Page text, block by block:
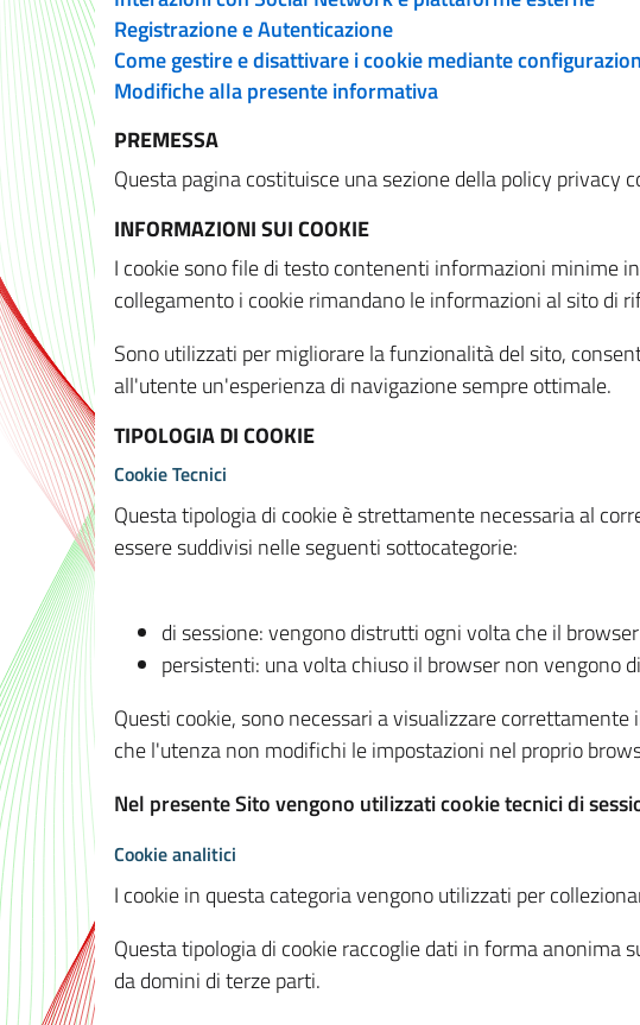
Registrazione e Autenticazione
Come gestire e disattivare i cookie mediante
Modifiche alla presente informativa
PREMESSA
Questa pagina costituisce una sezione della policy
INFORMAZIONI SUI COOKIE
I cookie sono file di testo contenenti informazioni minime
collegamento i cookie rimandano le informazioni al sito di
Sono utilizzati per migliorare la funzionalità del sito,
all'utente un'esperienza di navigazione sempre ottimale.
TIPOLOGIA DI COOKIE
Cookie Tecnici
Questa tipologia di cookie è strettamente necessaria al
essere suddivisi nelle seguenti sottocategorie:
di sessione: vengono distrutti ogni volta che il
persistenti: una volta chiuso il browser non vengono
Questi cookie, sono necessari a visualizzare
che l'utenza non modifichi le impostazioni nel proprio
Nel presente Sito vengono utilizzati cookie tecnici di
Cookie analitici
I cookie in questa categoria vengono utilizzati per
Questa tipologia di cookie raccoglie dati in forma anonima
da domini di terze parti.